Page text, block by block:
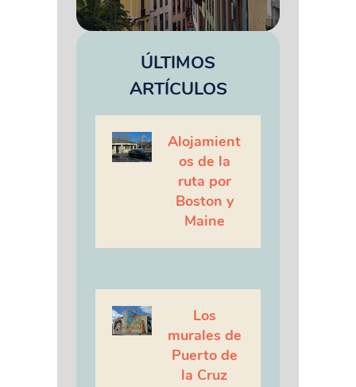
ÚLTIMOS
ARTÍCULOS
Alojamient
os de la
ruta por
Boston y
Maine
Los
murales de
Puerto de
la Cruz